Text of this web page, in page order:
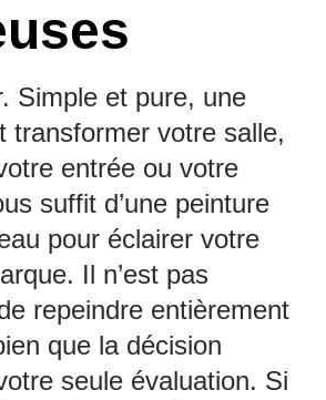
Simple et pure, une
transformer votre salle,
entrée ou votre
suffit d’une peinture
pour éclairer votre
Il n’est pas
repeindre entièrement
que la décision
seule évaluation. Si